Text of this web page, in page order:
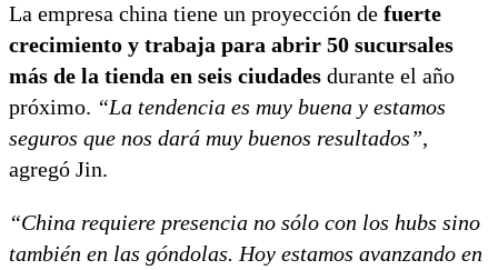
La empresa china tiene un proyección de fuerte
crecimiento y trabaja para abrir 50 sucursales
más de la tienda en seis ciudades durante el año
próximo. “La tendencia es muy buena y estamos
seguros que nos dará muy buenos resultados”,
agregó Jin.
“China requiere presencia no sólo con los hubs sino
también en las góndolas. Hoy estamos avanzando en